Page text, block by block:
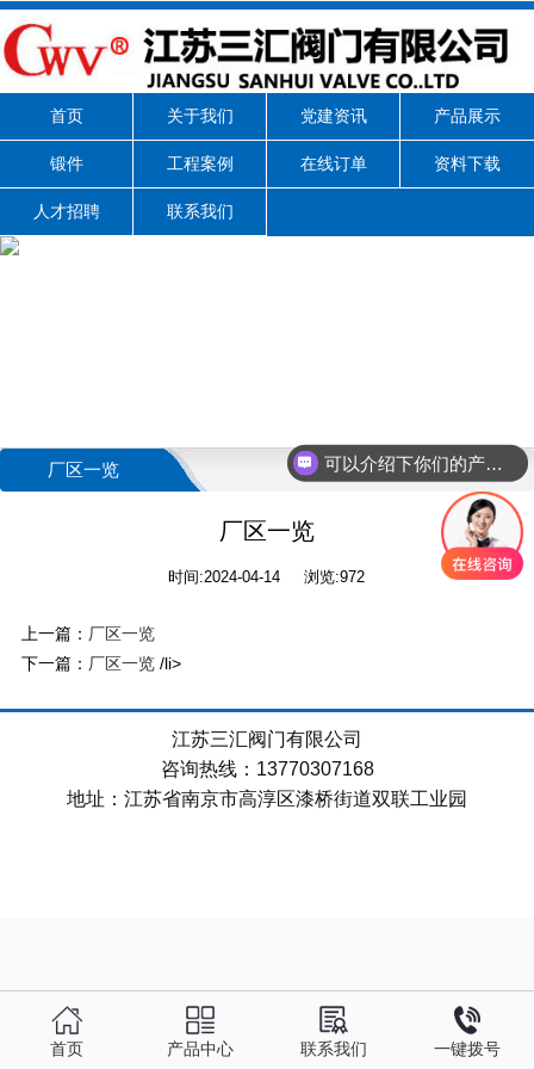
首页 关于我们 党建资讯 产品展示
锻件 工程案例 在线订单 资料下载
人才招聘 联系我们
厂区一览
厂区一览
时间:2024-04-14 浏览:972
上一篇： 厂区一览
下一篇： 厂区一览/li>
江苏三汇阀门有限公司
咨询热线：13770307168
地址：江苏省南京市高淳区漆桥街道双联工业园
首页 产品中心 联系我们 一键拨号
可以介绍下你们的产品么